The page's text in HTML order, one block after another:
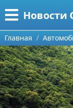
Новости
Меню
Главная
Категории
Автомобили
Поиск
О проекте
Главная